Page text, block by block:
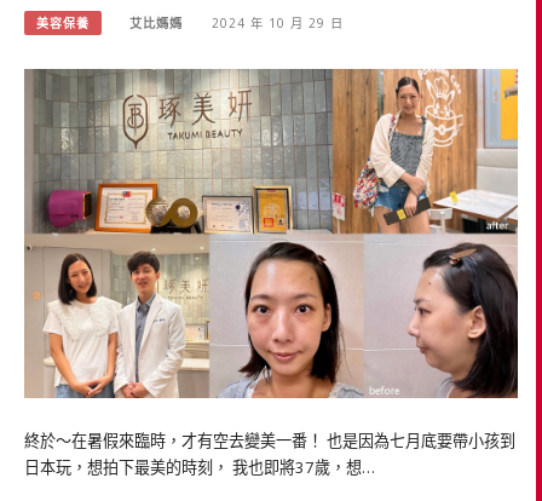
美容保養 艾比媽媽 2024 年 10 月 29 日
終於～在暑假來臨時，才有空去變美一番！ 也是因為七月底要帶小孩到
日本玩，想拍下最美的時刻， 我也即將37歲，想…